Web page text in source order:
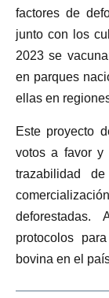
factores de
junto con los
2023 se
en parques
ellas en
Este proyecto
votos a favor y
trazabilidad
protocolos
bovina en el